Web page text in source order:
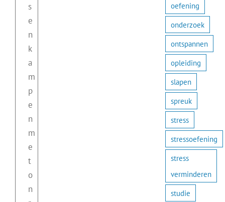
s
e
n
k
a
m
p
e
n
m
e
t
o
n
oefening
onderzoek
ontspannen
opleiding
slapen
spreuk
stress
stressoefening
stress
verminderen
studie